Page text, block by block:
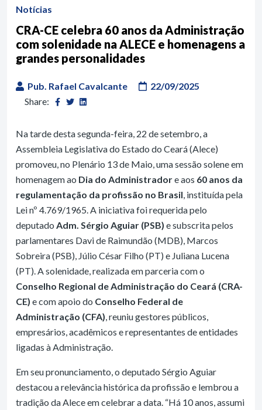
Notícias
CRA-CE celebra 60 anos da Administração
com solenidade na ALECE e homenagens a
grandes personalidades
Pub. Rafael Cavalcante
22/09/2025
Share:
Na tarde desta segunda-feira, 22 de setembro, a
Assembleia Legislativa do Estado do Ceará (Alece)
promoveu, no Plenário 13 de Maio, uma sessão solene em
homenagem ao Dia do Administradore aos 60 anos da
regulamentação da profissão no Brasil , instituída pela
Lei nº 4.769/1965. A iniciativa foi requerida pelo
deputado Adm. Sérgio Aguiar (PSB) e subscrita pelos
parlamentares Davi de Raimundão (MDB), Marcos
Sobreira (PSB), Júlio César Filho (PT) e Juliana Lucena
(PT). A solenidade, realizada em parceria com o
Conselho Regional de Administração do Ceará (CRA-
CE) e com apoio do Conselho Federal de
Administração (CFA) , reuniu gestores públicos,
empresários, acadêmicos e representantes de entidades
ligadas à Administração.
Em seu pronunciamento, o deputado Sérgio Aguiar
destacou a relevância histórica da profissão e lembrou a
tradição da Alece em celebrar a data. “Há 10 anos, assumi